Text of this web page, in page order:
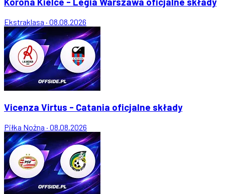
Ekstraklasa · 08.08.2026
Vicenza Virtus - Catania oficjalne składy
Piłka Nożna · 08.08.2026